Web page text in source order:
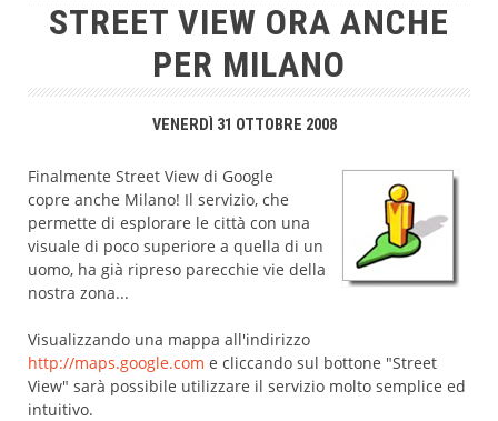
STREET VIEW ORA ANCHE
PER MILANO
VENERDÌ 31 OTTOBRE 2008
Finalmente Street View di Google
copre anche Milano! Il servizio, che
permette di esplorare le città con una
visuale di poco superiore a quella di un
uomo, ha già ripreso parecchie vie della
nostra zona...
Visualizzando una mappa all'indirizzo
http://maps.google.com e cliccando sul bottone "Street
View" sarà possibile utilizzare il servizio molto semplice ed
intuitivo.